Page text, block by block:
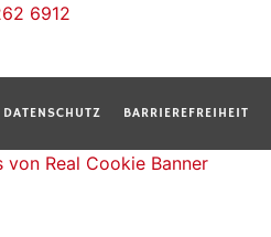
6912
DATENSCHUTZ BARRIEREFREIHEIT
Real Cookie Banner